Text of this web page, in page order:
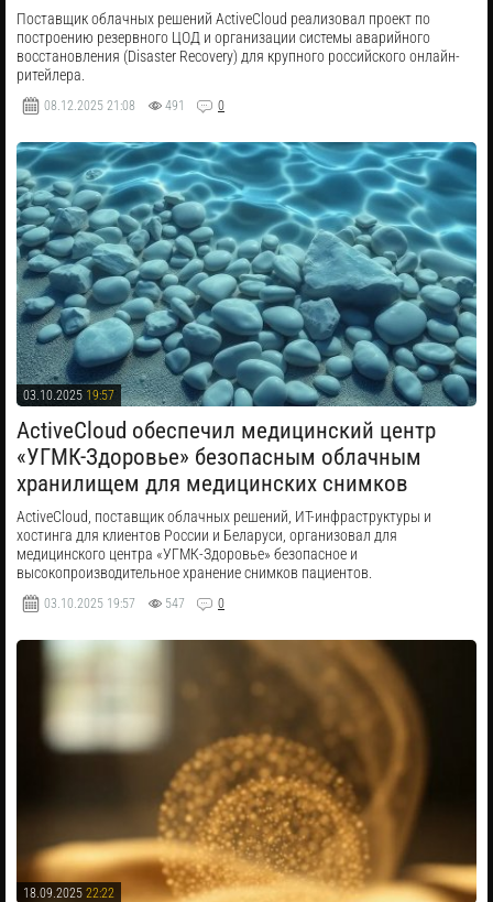
Поставщик облачных решений ActiveCloud реализовал проект по
построению резервного ЦОД и организации системы аварийного
восстановления (Disaster Recovery) для крупного российского онлайн-
ритейлера.
08.12.2025 21:08 491 0
03.10.2025 19:57
​ActiveCloud обеспечил медицинский центр
«УГМК-Здоровье» безопасным облачным
хранилищем для медицинских снимков
ActiveCloud, поставщик облачных решений, ИТ-инфраструктуры и
хостинга для клиентов России и Беларуси, организовал для
медицинского центра «УГМК-Здоровье» безопасное и
высокопроизводительное хранение снимков пациентов.
03.10.2025 19:57 547 0
18.09.2025 22:22